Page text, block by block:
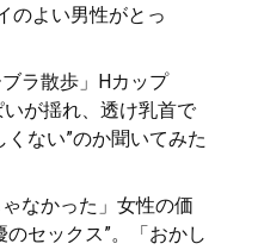
のよい男性がとっ
ラ散歩」Hカップ
が揺れ、透け乳首で
ない”のか聞いてみた
なかった」女性の価
セックス”。「おかし